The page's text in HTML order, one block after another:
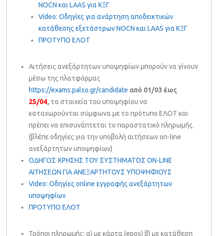
NOCN και LAAS για ΚΞΓ
Video: Οδηγίες για ανάρτηση αποδεικτικών
κατάθεσης εξετάστρων NOCN και LAAS για ΚΞΓ
ΠΡΟΤΥΠΟ ΕΛΟΤ
Αιτήσεις ανεξάρτητων υποψηφίων μπορούν να γίνουν
μέσω της πλατφόρμας
https://exams.palso.gr/candidate από 01/03 έως
25/04, τα στοιχεία του υποψηφίου να
καταχωρούνται σύμφωνα με το πρότυπο ΕΛΟΤ και
πρέπει να επισυνάπτεται το παραστατικό πληρωμής.
(βλέπε οδηγίες για την υποβολή αιτήσεων on-line
ανεξάρτητων υποψηφίων)
ΟΔΗΓΟΣ ΧΡΗΣΗΣ ΤΟΥ ΣΥΣΤΗΜΑΤΟΣ ON-LINE
ΑΙΤΗΣΕΩΝ ΓΙΑ ΑΝΕΞΑΡΤΗΤΟΥΣ ΥΠΟΨΗΦΙΟΥΣ
Video: Οδηγίες online εγγραφής ανεξάρτητων
υποψηφίων
ΠΡΟΤΥΠΟ ΕΛΟΤ
Τρόποι πληρωμής: α) με κάρτα (epos) β) με κατάθεση